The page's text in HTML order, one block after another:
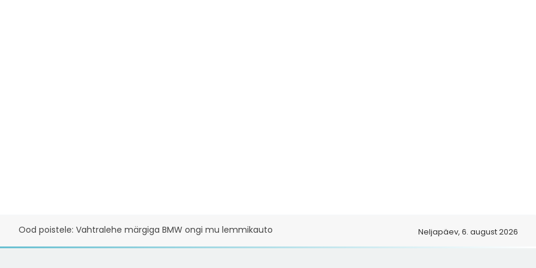
Ood poistele: Vahtralehe märgiga BMW ongi mu lemmikauto Neljapäev, 6. august 2026